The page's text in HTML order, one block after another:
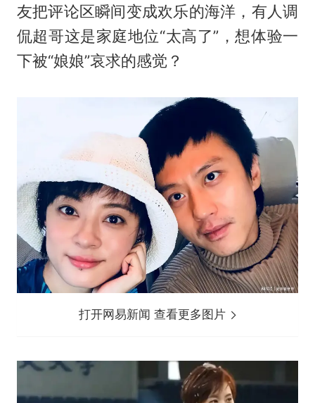
友把评论区瞬间变成欢乐的海洋，有人调
侃超哥这是家庭地位“太高了”，想体验一
下被“娘娘”哀求的感觉？
打开网易新闻 查看更多图片